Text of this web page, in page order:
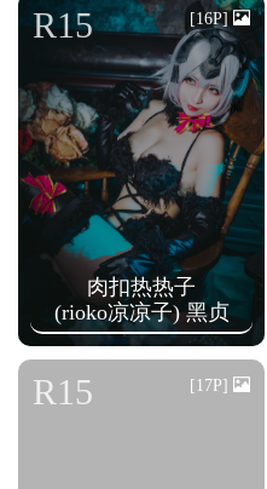
肉扣热热子
(rioko凉凉子) 黑贞
R15 [16P]
R15 [17P]